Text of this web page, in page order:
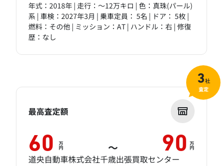
年式：2018年 | 走行：～12万キロ | 色：真珠(パール)
系 | 車検：2027年3月 | 乗車定員： 5名 | ドア： 5枚 |
燃料：その他 | ミッション：AT | ハンドル：右 | 修復
歴：なし
最高査定額
60 万
円 ～ 90 万
円
道央自動車株式会社千歳出張買取センター
3社
査定